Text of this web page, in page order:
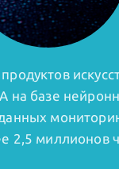
на базе
2,5 миллионов